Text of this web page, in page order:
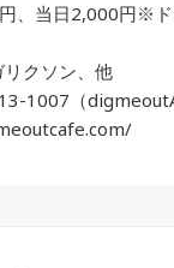
、当日2,000円※
クソン、他
1007（